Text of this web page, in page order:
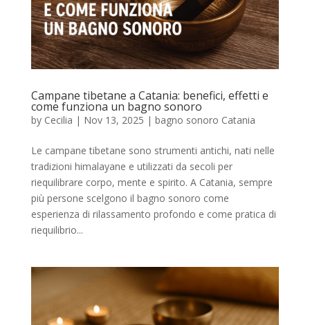
Campane tibetane a Catania: benefici, effetti e
come funziona un bagno sonoro
by Cecilia | Nov 13, 2025 | bagno sonoro Catania
Le campane tibetane sono strumenti antichi, nati nelle
tradizioni himalayane e utilizzati da secoli per
riequilibrare corpo, mente e spirito. A Catania, sempre
più persone scelgono il bagno sonoro come
esperienza di rilassamento profondo e come pratica di
riequilibrio...